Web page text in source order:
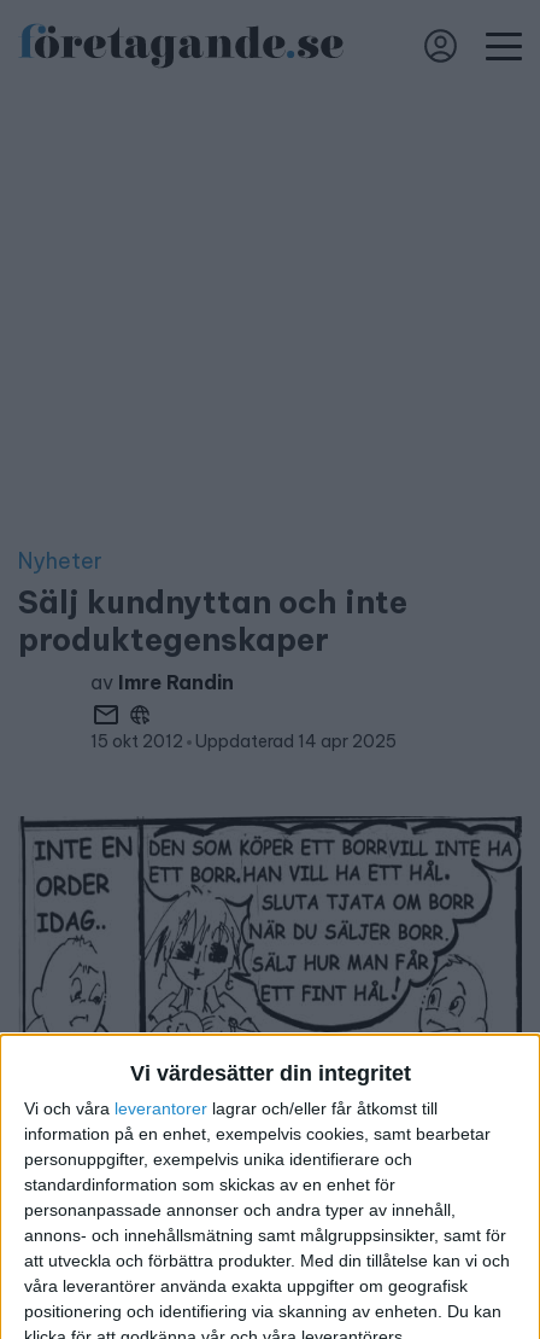
Vi värdesätter din integritet
Vi och våra leverantorer lagrar och/eller får åtkomst till
information på en enhet, exempelvis cookies, samt bearbetar
personuppgifter, exempelvis unika identifierare och
standardinformation som skickas av en enhet för
personanpassade annonser och andra typer av innehåll,
annons- och innehållsmätning samt målgruppsinsikter, samt för
att utveckla och förbättra produkter. Med din tillåtelse kan vi och
våra leverantörer använda exakta uppgifter om geografisk
positionering och identifiering via skanning av enheten. Du kan
Nyheter
Sälj kundnyttan och inte
produktegenskaper
av Imre Randin
15 okt 2012 Uppdaterad 14 apr 2025
Av Imre Randin